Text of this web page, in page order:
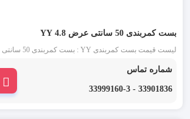
بست کمربندی 50 سانتی عرض 4.8 YY
رنگ بست کمربندی سفید یا بی رنگ و بست کمربندی مشکی
شماره تماس
33901836 - 33999160-3